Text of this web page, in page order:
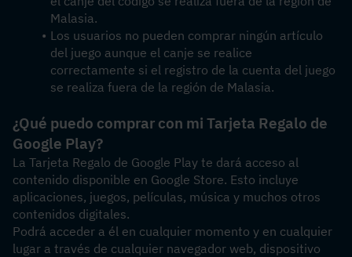
Malasia.
Los usuarios no pueden comprar ningún artículo
del juego aunque el canje se realice
correctamente si el registro de la cuenta del juego
se realiza fuera de la región de Malasia.
¿Qué puedo comprar con mi Tarjeta Regalo de
Google Play?
La Tarjeta Regalo de Google Play te dará acceso al
contenido disponible en Google Store. Esto incluye
aplicaciones, juegos, películas, música y muchos otros
contenidos digitales.
Podrá acceder a él en cualquier momento y en cualquier
lugar a través de cualquier navegador web, dispositivo